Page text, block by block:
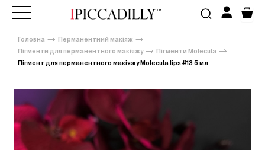
Головна
Перманентний макіяж
Пігменти для перманентного макіяжу
Пігменти Molecula
Пігмент для перманентного макіяжу Molecula lips #13 5 мл